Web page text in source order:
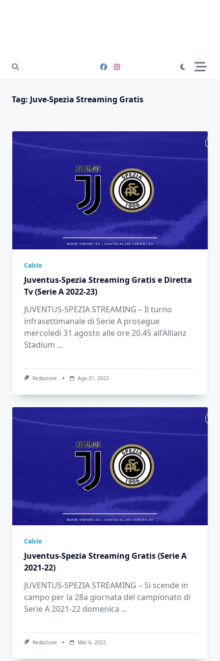
Tag: Juve-Spezia Streaming Gratis
Calcio
Juventus-Spezia Streaming Gratis e Diretta
Tv (Serie A 2022-23)
JUVENTUS-SPEZIA STREAMING – Il turno
infrasettimanale di Serie A prosegue
mercoledì 31 agosto alle ore 20.45 all’Allianz
Stadium ...
Redazione Ago 31, 2022
Calcio
Juventus-Spezia Streaming Gratis (Serie A
2021-22)
JUVENTUS-SPEZIA STREAMING – Si scende in
campo per la 28a giornata del campionato di
Serie A 2021-22 domenica ...
Redazione Mar 6, 2022